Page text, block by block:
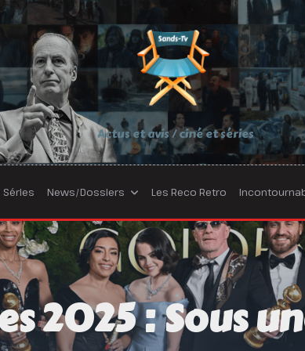
Actus et avis / ciné et séries
Séries News/Dossiers Les Reco Retro
2025 : Sous